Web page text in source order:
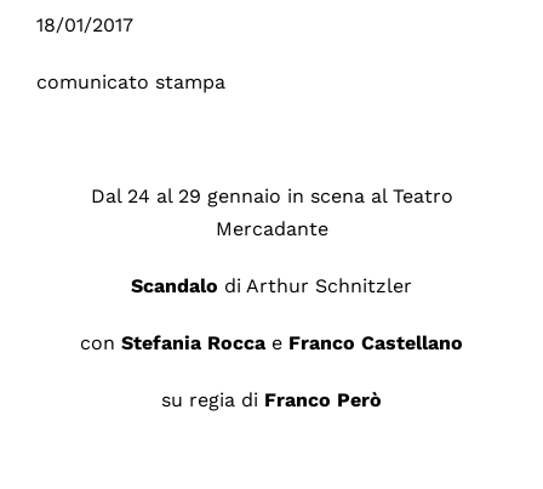
18/01/2017
comunicato stampa
Dal 24 al 29 gennaio in scena al Teatro
Mercadante
Scandalo di Arthur Schnitzler
con Stefania Rocca e Franco Castellano
su regia di Franco Però